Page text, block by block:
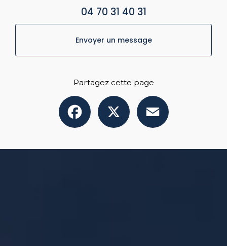
04 70 31 40 31
Envoyer un message
Partagez cette page
Facebook